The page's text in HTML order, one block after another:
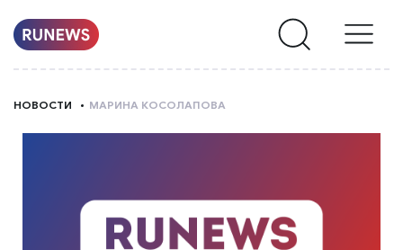
РУБРИКИ
НОВОСТИ МАРИНА КОСОЛАПОВА